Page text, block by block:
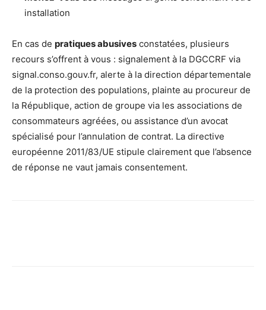
installation
En cas de pratiques abusives constatées, plusieurs
recours s’offrent à vous : signalement à la DGCCRF via
signal.conso.gouv.fr, alerte à la direction départementale
de la protection des populations, plainte au procureur de
la République, action de groupe via les associations de
consommateurs agréées, ou assistance d’un avocat
spécialisé pour l’annulation de contrat. La directive
européenne 2011/83/UE stipule clairement que l’absence
de réponse ne vaut jamais consentement.